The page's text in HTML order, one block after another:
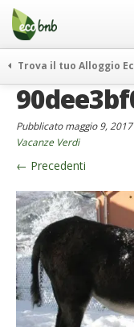
Menu
Salta
contenuto
Offerte Speciali
Regali
FAQ
Chi Siamo
Partner
Contatti
Italiano
German
English
Trova il tuo Alloggio
weekend green
curiosità
vivere e viaggiare verde
news ed eventi
ecohotel
rassegna stampa
Pubblicatomaggio 9, 2017
Vacanze Verdi
← Precedenti